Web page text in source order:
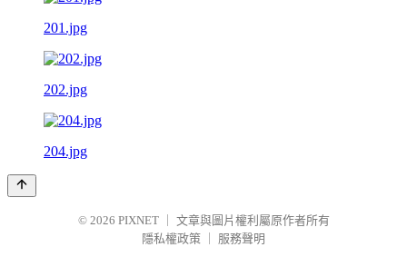
201.jpg
202.jpg
204.jpg
© 2026 PIXNET
文章與圖片權利屬原作者所有
隱私權政策
服務聲明